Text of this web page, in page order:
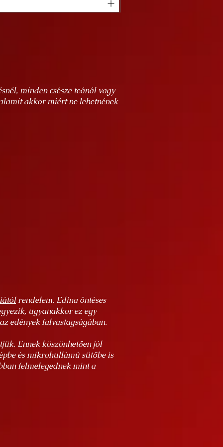
minden csésze teánál vagy
akkor miért ne lehetnének
rendelem. Edina öntéses
ugyanakkor ez egy
edények falvastagságában.
Ennek köszönhetően jól
és mikrohullámú sütőbe is
felmelegednek mint a